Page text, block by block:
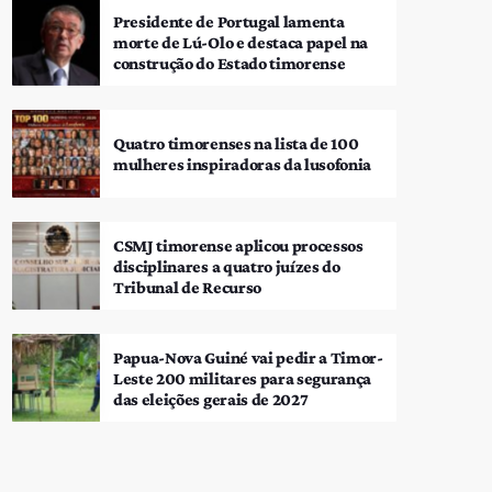
Presidente de Portugal lamenta
morte de Lú-Olo e destaca papel na
construção do Estado timorense
Quatro timorenses na lista de 100
mulheres inspiradoras da lusofonia
CSMJ timorense aplicou processos
disciplinares a quatro juízes do
Tribunal de Recurso
Papua-Nova Guiné vai pedir a Timor-
Leste 200 militares para segurança
das eleições gerais de 2027